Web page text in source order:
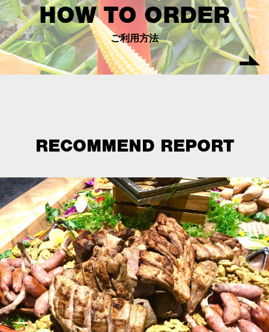
HOW TO ORDER
ご利用方法
RECOMMEND REPORT